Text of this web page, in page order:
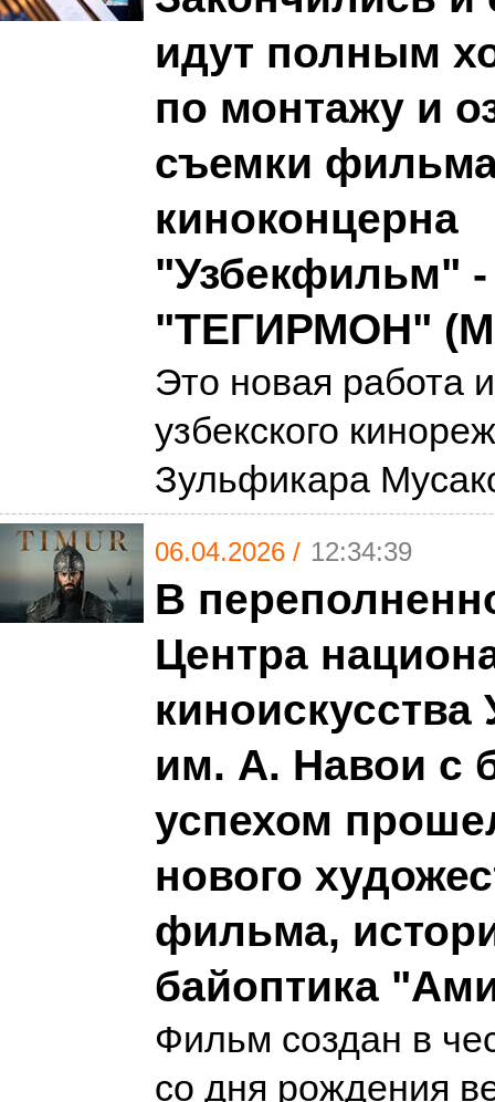
идут полным
по монтажу и
съемки
киноконцерна
"Узбекфильм" -
"ТЕГИРМОН"
Это новая работа
узбекского
Зульфикара
06.04.2026 / 12:34:39
В
Центра
киноискусства
им. А. Навои с
успехом
нового
фильма,
байоптика
Фильм создан в
со дня рождения